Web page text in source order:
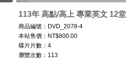
113年 高點/高上 專業英文 12
商品編號：DVD_2078-4
本站售價：NT$800.00
碟片片數：4
瀏覽次數： 113